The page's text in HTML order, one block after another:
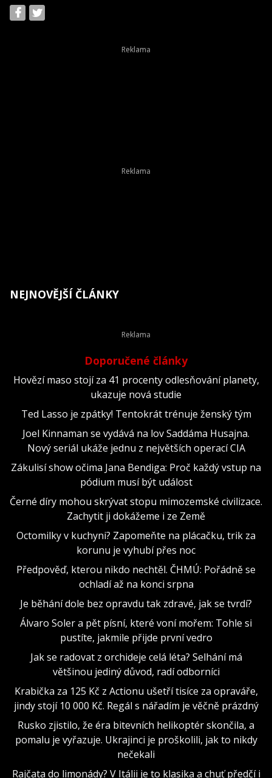
NEJNOVĚJŠÍ ČLÁNKY
Doporučené články
Hovězí maso stojí za 41 procenty odlesňování planety,
ukazuje nová studie
Ted Lasso je zpátky! Tentokrát trénuje ženský tým
Joel Kinnaman se vydává na lov Saddáma Husajna.
Nový seriál ukáže jednu z největších operací CIA
Zákulisí show očima Jana Bendiga: Proč každý vstup na
pódium musí být událost
Černé díry mohou skrývat stopu mimozemské civilizace.
Zachytit ji dokážeme i ze Země
Octomilky v kuchyni? Zapomeňte na plácačku, trik za
korunu je vyhubí přes noc
Předpověď, kterou nikdo nechtěl. ČHMÚ: Pořádně se
ochladí až na konci srpna
Je běhání dole bez opravdu tak zdravé, jak se tvrdí?
Álvaro Soler a pět písní, které voní mořem: Tohle si
pustíte, jakmile přijde první vedro
Jak se radovat z orchideje celá léta? Selhání má
většinou jediný důvod, radí odborníci
Krabička za 125 Kč z Actionu ušetří tisíce za opraváře,
jindy stojí 10 000 Kč. Regál s nářadím je věčně prázdný
Rusko zjistilo, že éra bitevních helikoptér skončila, a
pomalu je vyřazuje. Ukrajinci je proškolili, jak to nikdy
nečekali
Rajčata do limonády? V Itálii je to klasika a chuť předčí i